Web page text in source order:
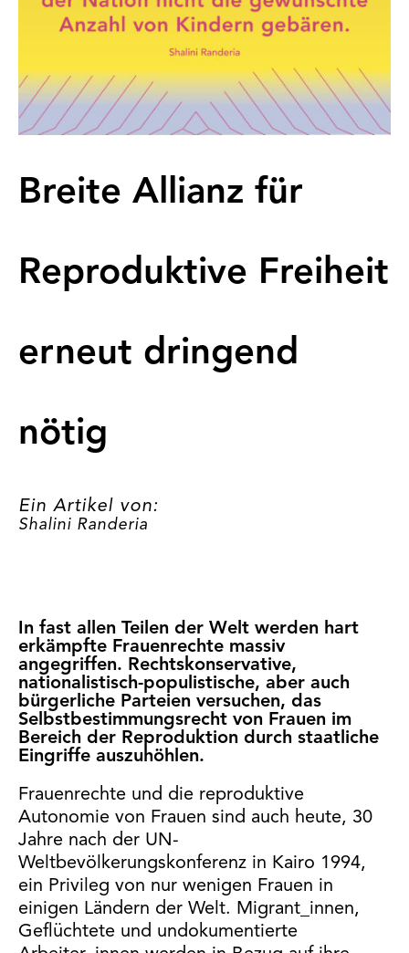
Breite Allianz für
Reproduktive Freiheit
erneut dringend
nötig
Ein Artikel von:
Shalini Randeria
In fast allen Teilen der Welt werden hart
erkämpfte Frauenrechte massiv
angegriffen. Rechtskonservative,
nationalistisch-populistische, aber auch
bürgerliche Parteien versuchen, das
Selbstbestimmungsrecht von Frauen im
Bereich der Reproduktion durch staatliche
Eingriffe auszuhöhlen.
Frauenrechte und die reproduktive
Autonomie von Frauen sind auch heute, 30
Jahre nach der UN-
Weltbevölkerungskonferenz in Kairo 1994,
ein Privileg von nur wenigen Frauen in
einigen Ländern der Welt. Migrant_innen,
Geflüchtete und undokumentierte